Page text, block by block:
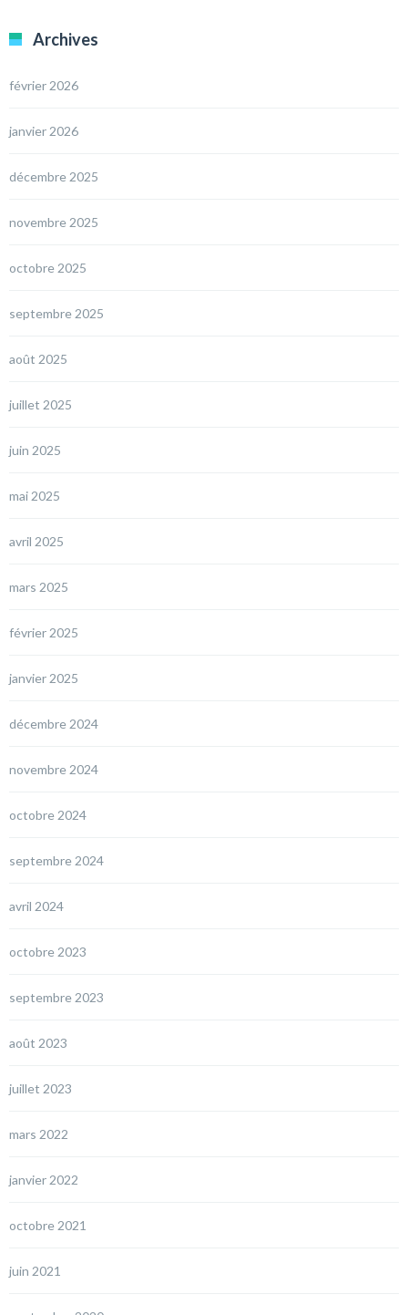
Archives
février 2026
janvier 2026
décembre 2025
novembre 2025
octobre 2025
septembre 2025
août 2025
juillet 2025
juin 2025
mai 2025
avril 2025
mars 2025
février 2025
janvier 2025
décembre 2024
novembre 2024
octobre 2024
septembre 2024
avril 2024
octobre 2023
septembre 2023
août 2023
juillet 2023
mars 2022
janvier 2022
octobre 2021
juin 2021